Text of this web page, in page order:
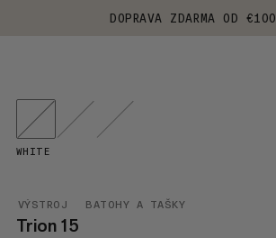
DOPRAVA ZDARMA OD €100
VÝSTROJ BATOHY A TAŠKY
Trion 15
WHITE